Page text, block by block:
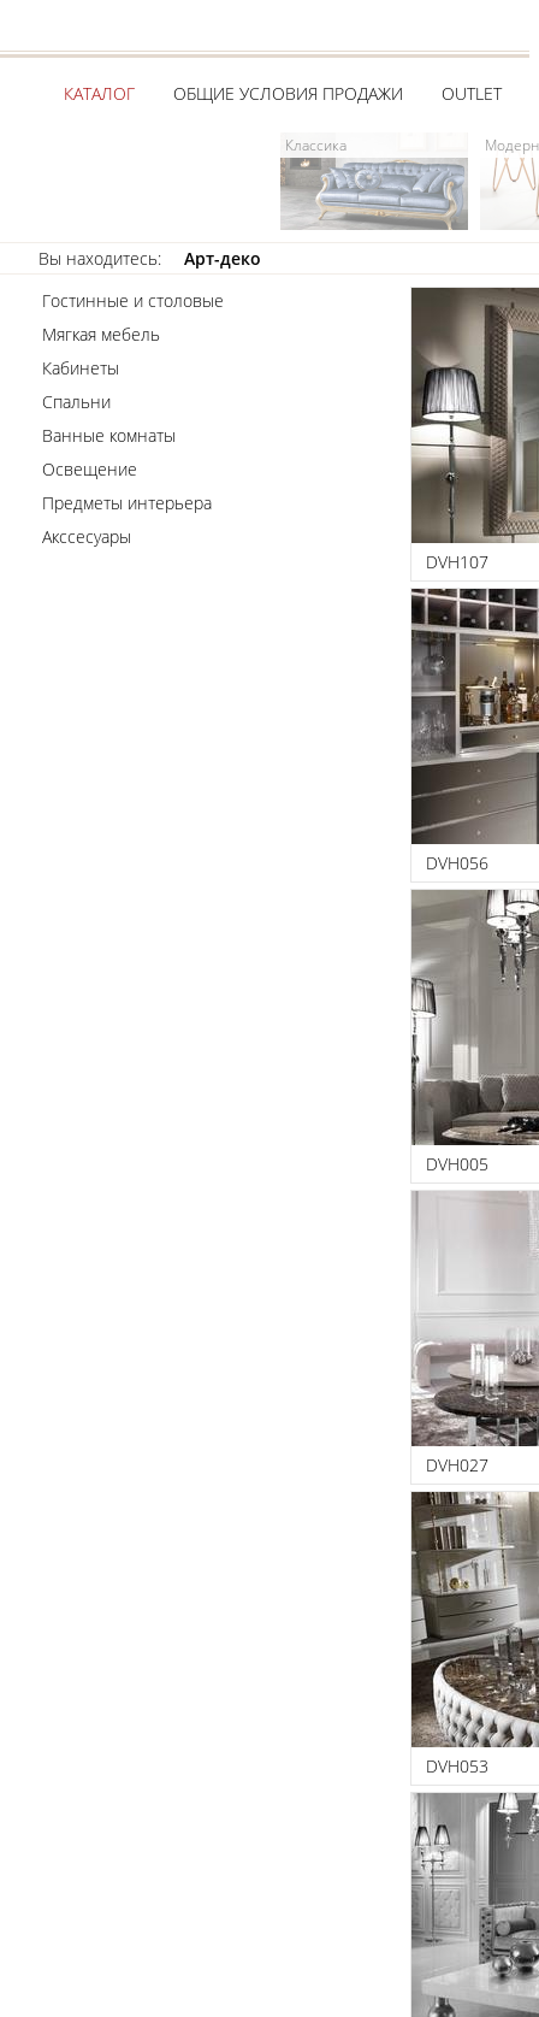
КАТАЛОГ ОБЩИЕ УСЛОВИЯ ПРОДАЖИ OUTLET
Классика Модерн
Вы находитесь:
Арт-деко
Гостинные и столовые
Мягкая мебель
Кабинеты
Спальни
Ванные комнаты
Освещение
Предметы интерьера
Акссесуары
DVH107
DVH056
DVH005
DVH027
DVH053